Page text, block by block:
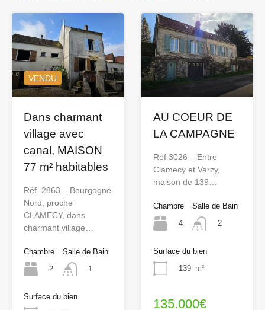
VENDU
Dans charmant
village avec
canal, MAISON
77 m² habitables
Réf. 2863 – Bourgogne
Nord, proche
CLAMECY, dans
charmant village…
Chambre
2
Salle de Bain
1
Surface du bien
AU COEUR DE
LA CAMPAGNE
Ref 3026 – Entre
Clamecy et Varzy,
maison de 139…
Chambre
4
Salle de Bain
2
Surface du bien
139 m²
135.000€